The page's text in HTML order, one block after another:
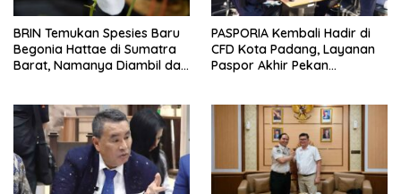
BRIN Temukan Spesies Baru
Begonia Hattae di Sumatra
Barat, Namanya Diambil dari
PASPORIA Kembali Hadir di
CFD Kota Padang, Layanan
Paspor Akhir Pekan